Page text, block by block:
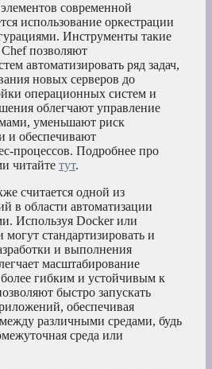
современной
использование оркестрации
Инструменты такие
позволяют
автоматизировать ряд задач,
новых серверов до
операционных систем и
облегчают управление
уменьшают риск
и обеспечивают
процессов. Подробнее про
читайте тут.
считается одной из
в области автоматизации
Используя Docker или
стандартизировать и
и выполнения
масштабирование
более гибким и устойчивым к
быстро запускать
обеспечивая
различными средами, будь
среда или